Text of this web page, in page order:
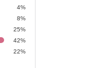
4%
8%
25%
42%
22%